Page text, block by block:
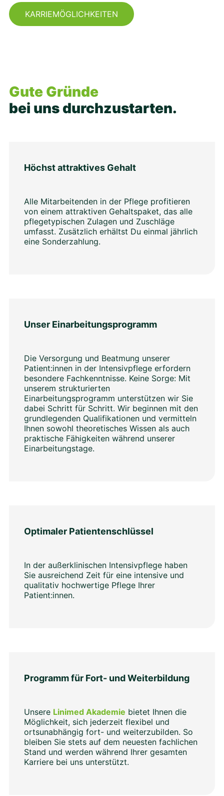
KARRIEMÖGLICHKEITEN
Gute Gründe
bei uns durchzustarten.
Höchst attraktives Gehalt
Alle Mitarbeitenden in der Pflege profitieren
von einem attraktiven Gehaltspaket, das alle
pflegetypischen Zulagen und Zuschläge
umfasst. Zusätzlich erhältst Du einmal jährlich
eine Sonderzahlung.
Unser Einarbeitungsprogramm
Die Versorgung und Beatmung unserer
Patient:innen in der Intensivpflege erfordern
besondere Fachkenntnisse. Keine Sorge: Mit
unserem strukturierten
Einarbeitungsprogramm unterstützen wir Sie
dabei Schritt für Schritt. Wir beginnen mit den
grundlegenden Qualifikationen und vermitteln
Ihnen sowohl theoretisches Wissen als auch
praktische Fähigkeiten während unserer
Einarbeitungstage.
Optimaler Patientenschlüssel
In der außerklinischen Intensivpflege haben
Sie ausreichend Zeit für eine intensive und
qualitativ hochwertige Pflege Ihrer
Patient:innen.
Programm für Fort- und Weiterbildung
Unsere Linimed Akademie bietet Ihnen die
Möglichkeit, sich jederzeit flexibel und
ortsunabhängig fort- und weiterzubilden. So
bleiben Sie stets auf dem neuesten fachlichen
Stand und werden während Ihrer gesamten
Karriere bei uns unterstützt.